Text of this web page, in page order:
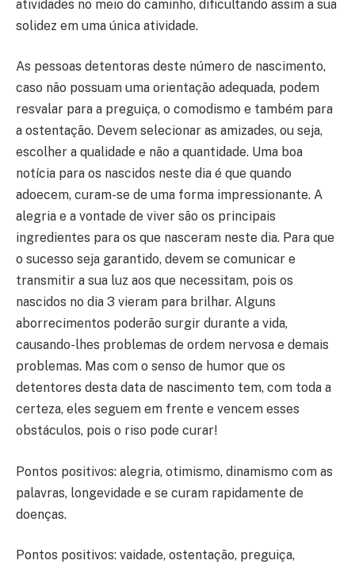
atividades no meio do caminho, dificultando assim a sua
solidez em uma única atividade.
As pessoas detentoras deste número de nascimento,
caso não possuam uma orientação adequada, podem
resvalar para a preguiça, o comodismo e também para
a ostentação. Devem selecionar as amizades, ou seja,
escolher a qualidade e não a quantidade. Uma boa
notícia para os nascidos neste dia é que quando
adoecem, curam-se de uma forma impressionante. A
alegria e a vontade de viver são os principais
ingredientes para os que nasceram neste dia. Para que
o sucesso seja garantido, devem se comunicar e
transmitir a sua luz aos que necessitam, pois os
nascidos no dia 3 vieram para brilhar. Alguns
aborrecimentos poderão surgir durante a vida,
causando-lhes problemas de ordem nervosa e demais
problemas. Mas com o senso de humor que os
detentores desta data de nascimento tem, com toda a
certeza, eles seguem em frente e vencem esses
obstáculos, pois o riso pode curar!
Pontos positivos: alegria, otimismo, dinamismo com as
palavras, longevidade e se curam rapidamente de
doenças.
Pontos positivos: vaidade, ostentação, preguiça,